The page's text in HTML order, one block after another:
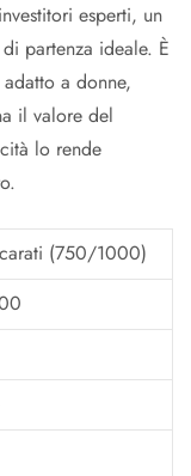
esperti, un
partenza ideale. È
a donne,
il valore del
lo rende
(750/1000)